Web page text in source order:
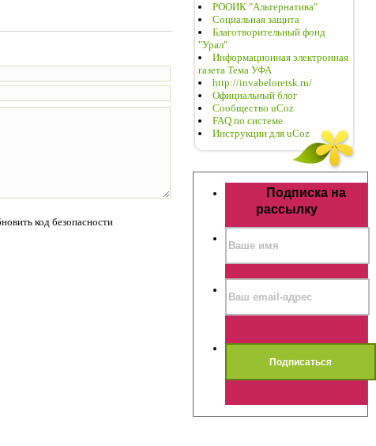
РООИК "Альтернатива"
Социальная защита
Благотворительный фонд
"Урал"
Информационная электронная
газета Тема УФА
http://invabeloretsk.ru/
Официальный блог
Сообщество uCoz
FAQ по системе
Инструкции для uCoz
Подписка на
рассылку